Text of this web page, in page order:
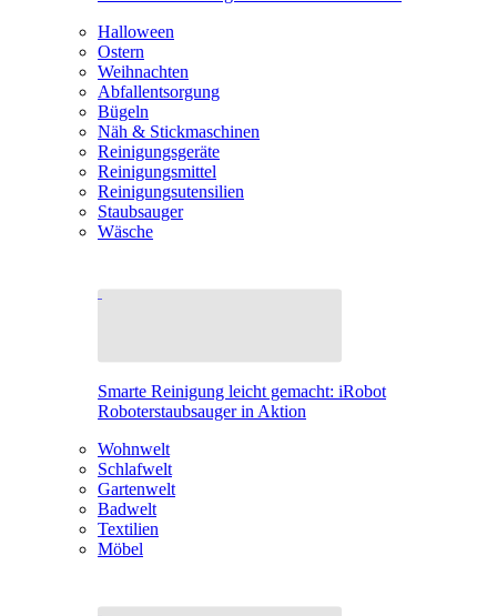
Halloween
Ostern
Weihnachten
Abfallentsorgung
Bügeln
Näh & Stickmaschinen
Reinigungsgeräte
Reinigungsmittel
Reinigungsutensilien
Staubsauger
Wäsche
Smarte Reinigung leicht gemacht: iRobot
Roboterstaubsauger in Aktion
Wohnwelt
Schlafwelt
Gartenwelt
Badwelt
Textilien
Möbel